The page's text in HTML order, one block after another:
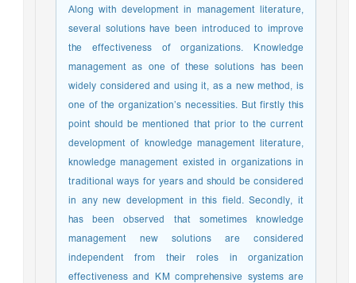
Along with development in management literature,
several solutions have been introduced to improve
the effectiveness of organizations. Knowledge
management as one of these solutions has been
widely considered and using it, as a new method, is
one of the organization’s necessities. But firstly this
point should be mentioned that prior to the current
development of knowledge management literature,
knowledge management existed in organizations in
traditional ways for years and should be considered
in any new development in this field. Secondly, it
has been observed that sometimes knowledge
management new solutions are considered
independent from their roles in organization
effectiveness and KM comprehensive systems are